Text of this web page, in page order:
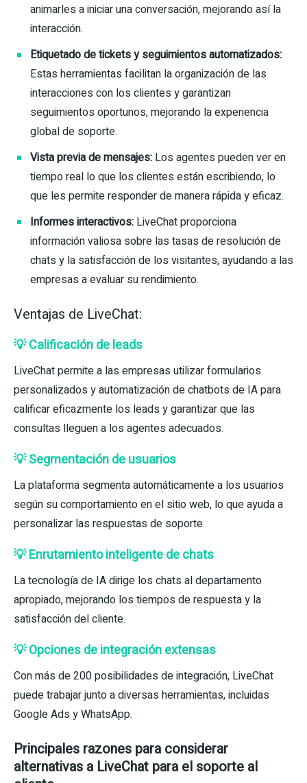
animarles a iniciar una conversación, mejorando así la
interacción.
Etiquetado de tickets y seguimientos automatizados:
Estas herramientas facilitan la organización de las
interacciones con los clientes y garantizan
seguimientos oportunos, mejorando la experiencia
global de soporte.
Vista previa de mensajes: Los agentes pueden ver en
tiempo real lo que los clientes están escribiendo, lo
que les permite responder de manera rápida y eficaz.
Informes interactivos: LiveChat proporciona
información valiosa sobre las tasas de resolución de
chats y la satisfacción de los visitantes, ayudando a las
empresas a evaluar su rendimiento.
Ventajas de LiveChat:
💡 Calificación de leads
LiveChat permite a las empresas utilizar formularios
personalizados y automatización de chatbots de IA para
calificar eficazmente los leads y garantizar que las
consultas lleguen a los agentes adecuados.
💡 Segmentación de usuarios
La plataforma segmenta automáticamente a los usuarios
según su comportamiento en el sitio web, lo que ayuda a
personalizar las respuestas de soporte.
💡 Enrutamiento inteligente de chats
La tecnología de IA dirige los chats al departamento
apropiado, mejorando los tiempos de respuesta y la
satisfacción del cliente.
💡 Opciones de integración extensas
Con más de 200 posibilidades de integración, LiveChat
puede trabajar junto a diversas herramientas, incluidas
Google Ads y WhatsApp.
Principales razones para considerar
alternativas a LiveChat para el soporte al